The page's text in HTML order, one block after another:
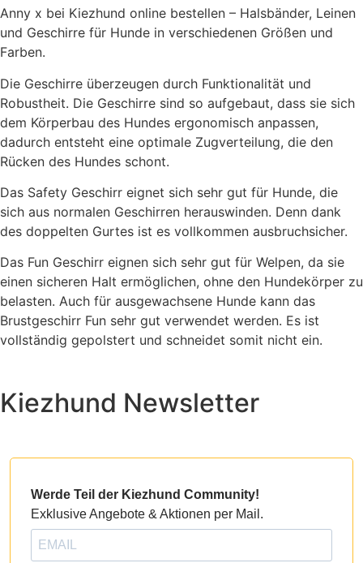
auf.
Die
Optionen
auf
der
Produktseite
gewählt
werden
Anny x bei Kiezhund online bestellen – Halsbänder, Leinen
und Geschirre für Hunde in verschiedenen Größen und
Farben.
Die Geschirre überzeugen durch Funktionalität und
Robustheit. Die Geschirre sind so aufgebaut, dass sie sich
dem Körperbau des Hundes ergonomisch anpassen,
dadurch entsteht eine optimale Zugverteilung, die den
Rücken des Hundes schont.
Das Safety Geschirr eignet sich sehr gut für Hunde, die
sich aus normalen Geschirren herauswinden. Denn dank
des doppelten Gurtes ist es vollkommen ausbruchsicher.
Das Fun Geschirr eignen sich sehr gut für Welpen, da sie
einen sicheren Halt ermöglichen, ohne den Hundekörper zu
belasten. Auch für ausgewachsene Hunde kann das
Brustgeschirr Fun sehr gut verwendet werden. Es ist
vollständig gepolstert und schneidet somit nicht ein.
Kiezhund Newsletter
Werde Teil der Kiezhund Community!
Exklusive Angebote & Aktionen per Mail.